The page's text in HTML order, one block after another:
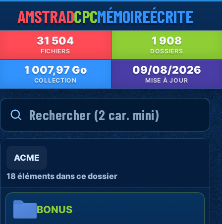
AMSTRADCPCMÉMOIREÉCRITE
31 504
FICHIERS
1 908
DOSSIERS
1 007,97 Go
COLLECTION
09/08/2026
MISE À JOUR
ACME
18 éléments dans ce dossier
BONUS